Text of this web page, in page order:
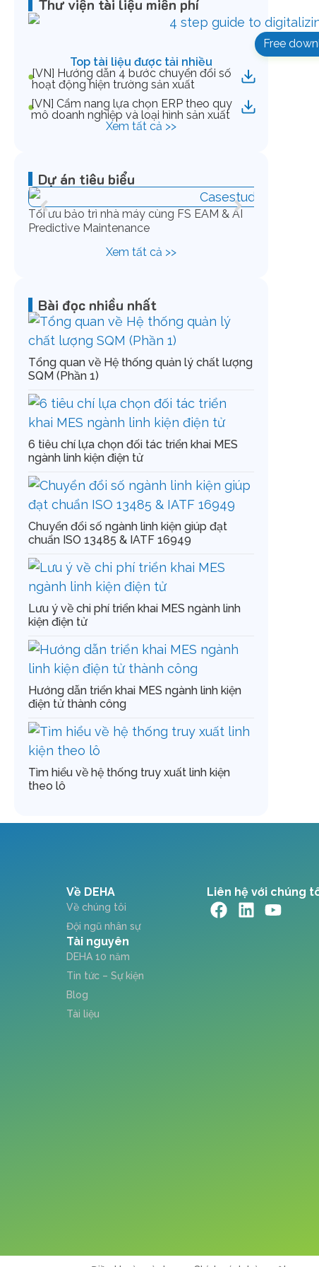
Thư viện tài liệu miễn phí
Free
Top tài liệu được tải nhiều
[VN] Hướng dẫn 4 bước chuyển đổi số
hoạt động hiện trường sản xuất
[VN] Cẩm nang lựa chọn ERP theo quy
mô doanh nghiệp và loại hình sản xuất
Xem tất cả >>
Dự án tiêu biểu
Tối ưu bảo trì nhà máy cùng FS EAM & AI
Predictive Maintenance
Xem tất cả >>
Bài đọc nhiều nhất
Tổng quan về Hệ thống quản lý chất lượng
SQM (Phần 1)
6 tiêu chí lựa chọn đối tác triển khai MES
ngành linh kiện điện tử
Chuyển đổi số ngành linh kiện giúp đạt
chuẩn ISO 13485 & IATF 16949
Lưu ý về chi phí triển khai MES ngành linh
kiện điện tử
Hướng dẫn triển khai MES ngành linh kiện
điện tử thành công
Tìm hiểu về hệ thống truy xuất linh kiện
theo lô
Về DEHA
Về chúng tôi
Đội ngũ nhân sự
Tài nguyên
DEHA 10 năm
Tin tức – Sự kiện
Blog
Tài liệu
Liên hệ với chúng